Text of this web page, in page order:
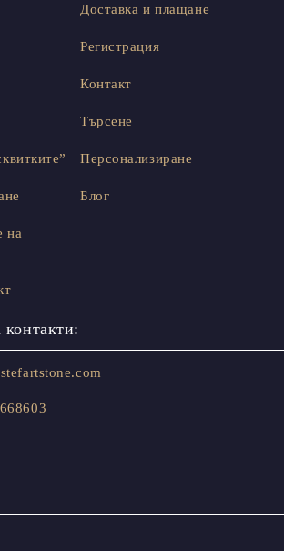
Доставка и плащане
Регистрация
Контакт
Търсене
на
Персонализиране
Блог